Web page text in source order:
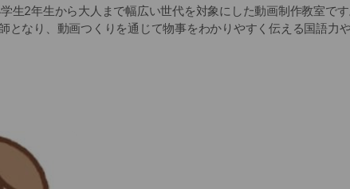
生2年生から大人まで幅広い世代を対象にした動画制作教室です
となり、動画つくりを通じて物事をわかりやすく伝える国語力
の情報から正しく情報を受け取るチカラ、正しく情報を発信する
すごく大事な力。」
アを表現することは、楽しいだけじゃなく「相手のことを考え、
る力」も自然と育っていきます。
テレビ番組などの制作に携わっている“ほんもののプロ”が、こ
く教えます。